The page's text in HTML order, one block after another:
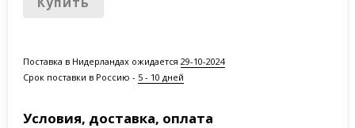
Поставка в Нидерландах ожидается29-10-2024
Срок поставки в Россию - 5 - 10 дней
Условия, доставка, оплата